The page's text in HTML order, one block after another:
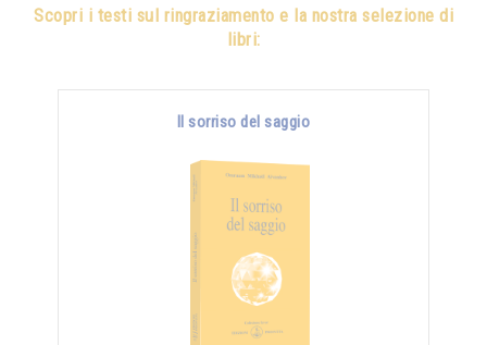
Scopri i testi sul ringraziamento e la nostra selezione di
libri:
Il sorriso del saggio